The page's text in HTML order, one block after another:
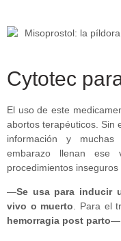
Cytotec
El uso de este
abortos terapéuticos. Sin
información y
embarazo llenan ese
procedimientos inseguros
—Se usa para inducir
vivo o muerto . Para el
hemorragia post parto—,